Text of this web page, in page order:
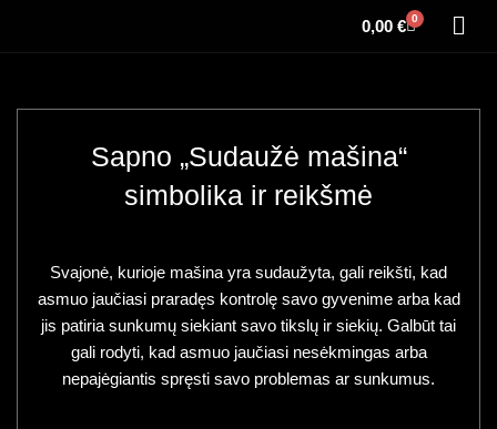
0,00 € 0
Sapno „Sudaužė mašina“
simbolika ir reikšmė
Svajonė, kurioje mašina yra sudaužyta, gali reikšti, kad
asmuo jaučiasi praradęs kontrolę savo gyvenime arba kad
jis patiria sunkumų siekiant savo tikslų ir siekių. Galbūt tai
gali rodyti, kad asmuo jaučiasi nesėkmingas arba
nepajėgiantis spręsti savo problemas ar sunkumus.